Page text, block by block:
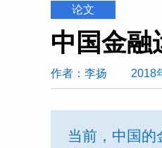
论文
中国金融
作者 ：李扬 2018
当前，中国